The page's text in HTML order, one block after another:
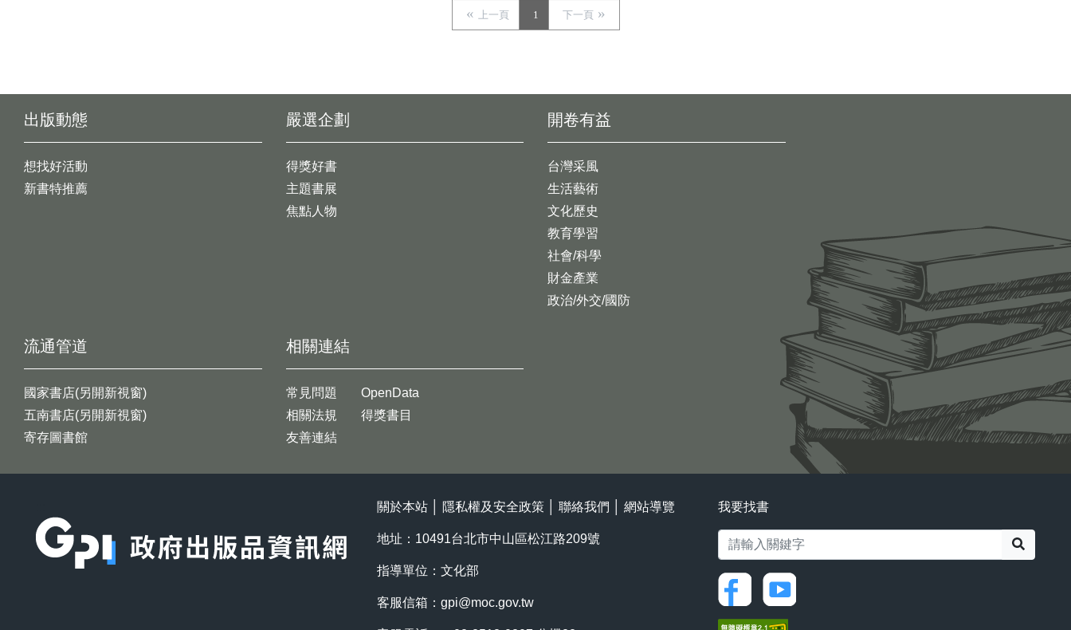
上一頁 1 下一頁
出版動態
想找好活動
新書特推薦
開卷有益
台灣采風
生活藝術
文化歷史
教育學習
社會/科學
財金產業
政治/外交/國防
嚴選企劃
得獎好書
主題書展
焦點人物
流通管道
國家書店(另開新視窗)
五南書店(另開新視窗)
寄存圖書館
相關連結
常見問題
相關法規
友善連結
OpenData
得獎書目
關於本站 隱私權及安全政策 聯絡我們 網站導覽
地址：10491台北市中山區松江路209號
指導單位：文化部
客服信箱： gpi@moc.gov.tw
我要找書